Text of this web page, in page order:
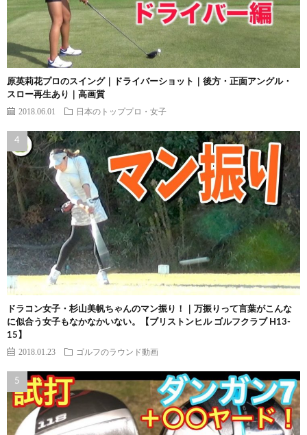
原英莉花プロのスイング｜ドライバーショット｜後方・正面アングル・
スロー再生あり｜高画質
2018.06.01 日本のトッププロ・女子
ドラコン女子・杉山美帆ちゃんのマン振り！｜万振りって言葉がこんな
に似合う女子もなかなかいない。【ブリストンヒル ゴルフクラブ H13-
15】
2018.01.23 ゴルフのラウンド動画